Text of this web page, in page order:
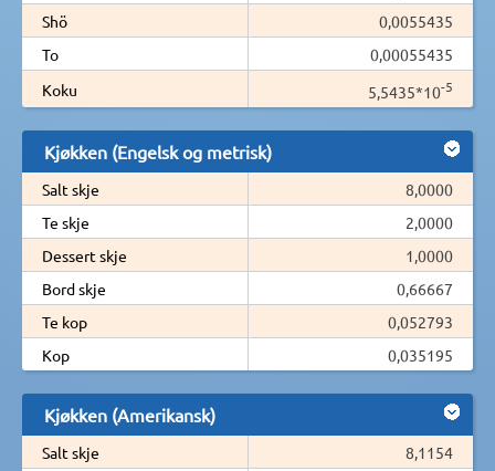
Shö
0,0055435
To
0,00055435
Koku
5,5435*10-5
Kjøkken (Engelsk og metrisk)
Salt skje
8,0000
Te skje
2,0000
Dessert skje
1,0000
Bord skje
0,66667
Te kop
0,052793
Kop
0,035195
Kjøkken (Amerikansk)
Salt skje
8,1154